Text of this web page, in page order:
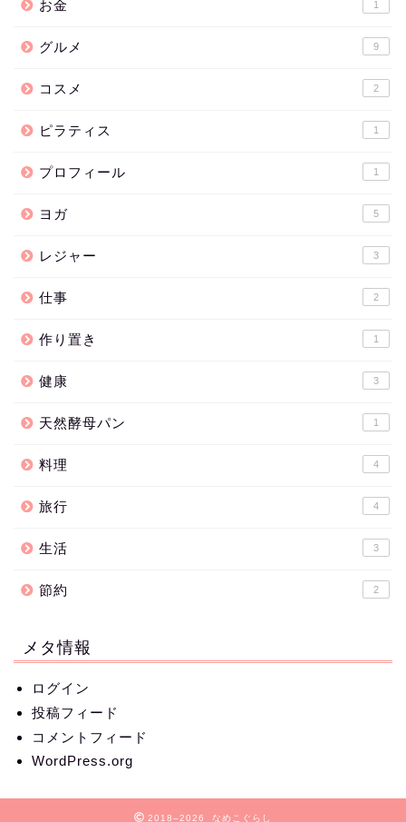
お金 1
グルメ 9
コスメ 2
ピラティス 1
プロフィール 1
ヨガ 5
レジャー 3
仕事 2
作り置き 1
健康 3
天然酵母パン 1
料理 4
旅行 4
生活 3
節約 2
メタ情報
ログイン
投稿フィード
コメントフィード
WordPress.org
2018–2026 なめこぐらし